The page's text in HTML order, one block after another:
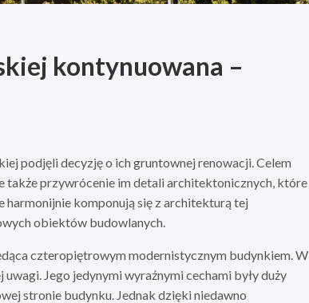
kontynuowana –
podjęli decyzję o ich gruntownej renowacji. Celem
także przywrócenie im detali architektonicznych, które
komponują się z architekturą tej
obiektów budowlanych.
czteropiętrowym modernistycznym budynkiem. W
Jego jedynymi wyraźnymi cechami były duży
stronie budynku. Jednak dzięki niedawno